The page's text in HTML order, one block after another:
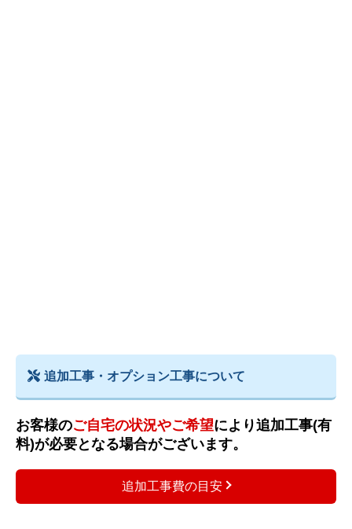
追加工事・オプション工事について
お客様のご自宅の状況やご希望により追加工事(有
料)が必要となる場合がございます。
追加工事費の目安